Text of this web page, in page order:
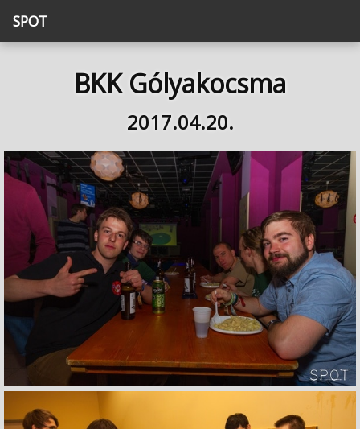
SPOT
BKK Gólyakocsma
2017.04.20.